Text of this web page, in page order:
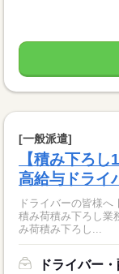
[一般派遣]
【積み下ろ
高給与ドライ
ドライバーの皆様へ 日々の業務お疲れ様です。 1日に何度もある、
積み荷積み下ろし業務…腰に
み荷積み下ろし...
ドライバー